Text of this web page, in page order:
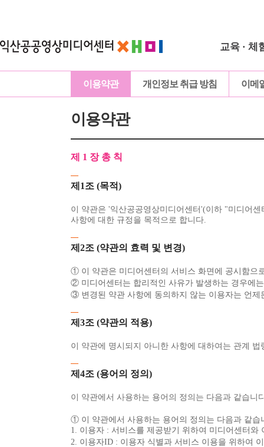
교육 · 체
이용약관 개인정보 취급 방침 이메
이용약관
제 1 장 총 칙
제1조 (목적)
이 약관은 '익산공공영상미디어센터'(이하 "미디어
사항에 대한 규정을 목적으로 합니다.
제2조 (약관의 효력 및 변경)
① 이 약관은 미디어센터의 서비스 화면에 공시함으
② 미디어센터는 합리적인 사유가 발생하는 경우에
③ 변경된 약관 사항에 동의하지 않는 이용자는 언
제3조 (약관의 적용)
이 약관에 명시되지 아니한 사항에 대하여는 관계
제4조 (용어의 정의)
이 약관에서 사용하는 용어의 정의는 다음과 같습니
① 이 약관에서 사용하는 용어의 정의는 다음과 같습
1. 이용자 : 서비스를 제공받기 위하여 미디어센터와
2. 이용자ID : 이용자 식별과 서비스 이용을 위하여